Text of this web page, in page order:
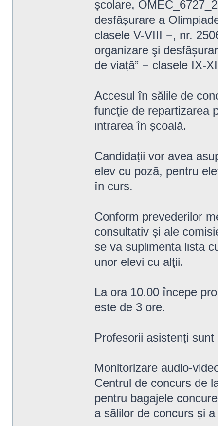
şcolare,
desfășurare a
clasele V-VIII −, nr.
organizare şi
de viață” − clasele IX-
Accesul în sălile de
funcţie de repartizarea
intrarea în școală.
Candidații vor avea
elev cu poză, pentru
în curs.
Conform prevederilor
consultativ și ale
se va suplimenta lista
unor elevi cu alţii.
La ora 10.00 începe
este de 3 ore.
Profesorii asistenți
Monitorizare audio-
Centrul de concurs de
pentru bagajele
a sălilor de concurs și